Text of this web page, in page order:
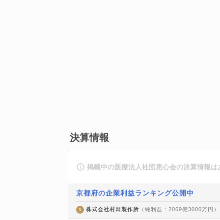
決算情報
掲載中の医療法人社団恵心会の決算情報は
京都府の企業利益ランキング公開中
1 株式会社村田製作所 （純利益 : 2069億3000万円）